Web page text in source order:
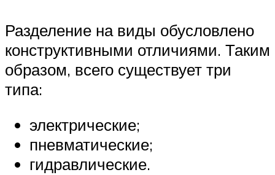
Разделение на виды обусловлено
конструктивными отличиями. Таким
образом, всего существует три
типа:
электрические;
пневматические;
гидравлические.